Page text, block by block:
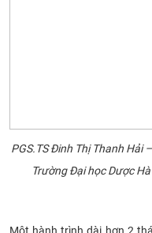
PGS.TS Đinh Thị Thanh
Trường Đại học Dược
Một hành trình dài hơn 2